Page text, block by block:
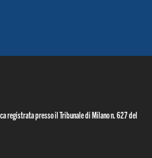
registrata presso il Tribunale di Milano n. 627 del